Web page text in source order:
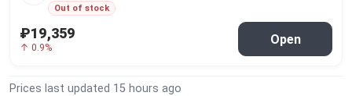
Out of stock
₽19,359
↑ 0.9%
Open
Prices last updated 15 hours ago